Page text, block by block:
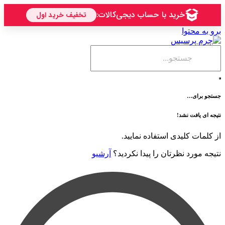
نشد!
کلیدی استفاده نمایید.
نظرتان را پیدا نکردید؟ آرشیو